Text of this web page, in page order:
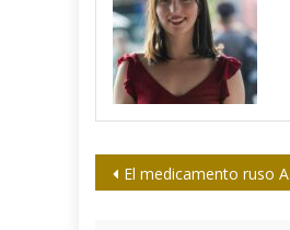
Navegación
El medicamento ruso Avifavir contra la COVID-19 llegará a siete países latinoamericanos